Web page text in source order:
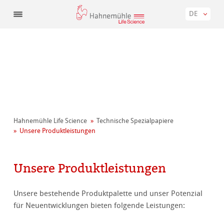
DE
Hahnemühle Life Science
Technische Spezialpapiere
Unsere Produktleistungen
Unsere Produktleistungen
Unsere bestehende Produktpalette und unser Potenzial
für Neuentwicklungen bieten folgende Leistungen: